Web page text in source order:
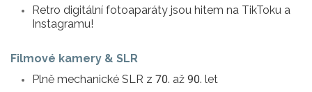
Retro digitální fotoaparáty jsou hitem na TikToku a
Instagramu!
Filmové kamery & SLR
Plně mechanické SLR z 70. až 90. let